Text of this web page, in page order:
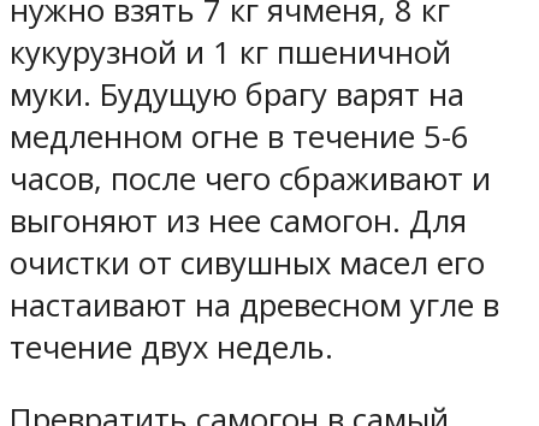
нужно взять 7 кг ячменя, 8 кг
кукурузной и 1 кг пшеничной
муки. Будущую брагу варят на
медленном огне в течение 5-6
часов, после чего сбраживают и
выгоняют из нее самогон. Для
очистки от сивушных масел его
настаивают на древесном угле в
течение двух недель.